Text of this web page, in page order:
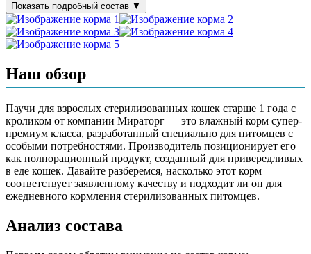
Показать подробный состав ▼
Состав корма
крольчатина), экстракт растительного белка, высушенная
мякоть свеклы, пищевые волокна, лососевый жир,
соль, витамины
Аналитический состав
протеин – 12,0%, жир – 3,3%, зола – 1,85%, клетчатка – 0,8%,
кальций – 0,2%, фосфор – 0,2%, Омега-3 – 0,1%, Омега-6 –
0,17%, влага – 79%
Дополнительные ингредиенты
Наш обзор
Паучи для взрослых стерилизованных кошек старше 1 года c
кроликом от компании Мираторг — это влажный корм супер-
премиум класса, разработанный специально для питомцев с
особыми потребностями. Производитель позиционирует его
как полнорационный продукт, созданный для привередливых
в еде кошек. Давайте разберемся, насколько этот корм
соответствует заявленному качеству и подходит ли он для
ежедневного кормления стерилизованных питомцев.
Анализ состава